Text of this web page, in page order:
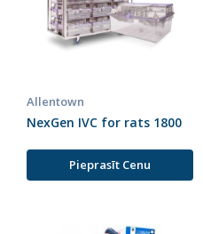
Allentown
NexGen IVC for rats 1800
Pieprasīt Cenu